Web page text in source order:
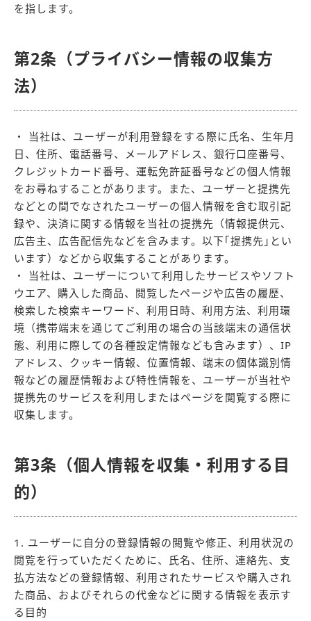
を指します。
第2条（プライバシー情報の収集方
法）
・ 当社は、ユーザーが利用登録をする際に氏名、生年月
日、住所、電話番号、メールアドレス、銀行口座番号、
クレジットカード番号、運転免許証番号などの個人情報
をお尋ねすることがあります。また、ユーザーと提携先
などとの間でなされたユーザーの個人情報を含む取引記
録や、決済に関する情報を当社の提携先（情報提供元、
広告主、広告配信先などを含みます。以下｢提携先｣とい
います）などから収集することがあります。
・ 当社は、ユーザーについて利用したサービスやソフト
ウエア、購入した商品、閲覧したページや広告の履歴、
検索した検索キーワード、利用日時、利用方法、利用環
境（携帯端末を通じてご利用の場合の当該端末の通信状
態、利用に際しての各種設定情報なども含みます）、IP
アドレス、クッキー情報、位置情報、端末の個体識別情
報などの履歴情報および特性情報を、ユーザーが当社や
提携先のサービスを利用しまたはページを閲覧する際に
収集します。
第3条（個人情報を収集・利用する目
的）
1. ユーザーに自分の登録情報の閲覧や修正、利用状況の
閲覧を行っていただくために、氏名、住所、連絡先、支
払方法などの登録情報、利用されたサービスや購入され
た商品、およびそれらの代金などに関する情報を表示す
る目的